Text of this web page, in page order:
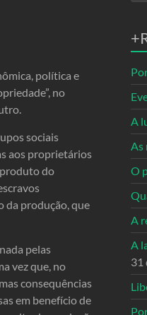
política e
no
sociais
aos proprietários
do
da produção, que
pelas
vez que, no
consequências
em benefício de
A
As
O
A
A
31